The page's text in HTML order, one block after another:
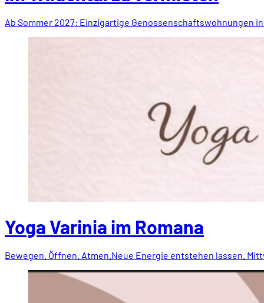
Ab Sommer 2027: Einzigartige Genossenschaftswohnungen
Yoga Varinia im Romana
Bewegen. Öffnen. Atmen.Neue Energie entstehen lassen.